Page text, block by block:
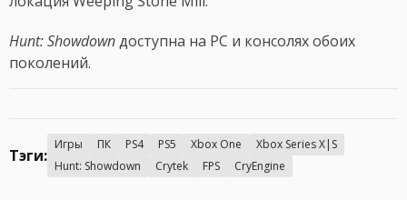
Hunt: Showdownдоступна на PC и консолях обоих
поколений.
Тэги:
Игры ПК PS4 PS5 Xbox One
Xbox Series X|S
Hunt: Showdown
Crytek FPS CryEngine